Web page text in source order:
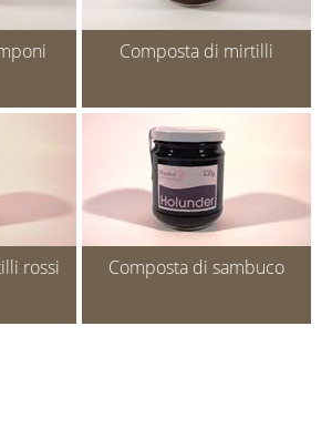
Composta di mirtilli
rossi Composta di sambuco